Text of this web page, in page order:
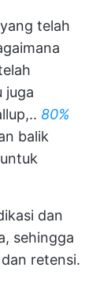
telah
juga
80%
balik
dan
sehingga
retensi.